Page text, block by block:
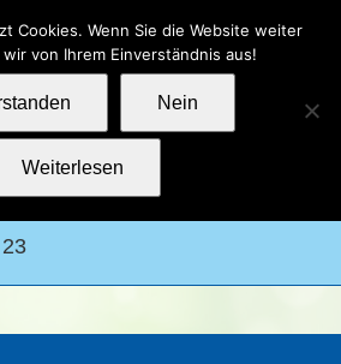
Impressum Datenschutz
Cookies. Wenn Sie die Website weiter
von Ihrem Einverständnis aus!
Nein
Weiterlesen